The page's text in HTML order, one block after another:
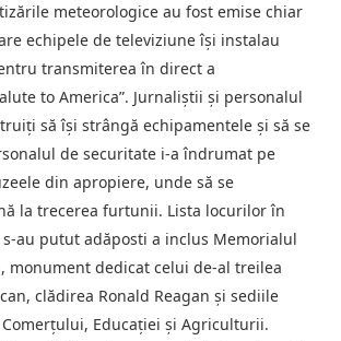
meteorologice au fost emise chiar
echipele de televiziune își instalau
transmiterea în direct a
to America”. Jurnaliștii și personalul
să își strângă echipamentele și să se
de securitate i-a îndrumat pe
din apropiere, unde să se
la trecerea furtunii. Lista locurilor în
au putut adăposti a inclus Memorialul
monument dedicat celui de-al treilea
clădirea Ronald Reagan și sediile
Educației și Agriculturii.